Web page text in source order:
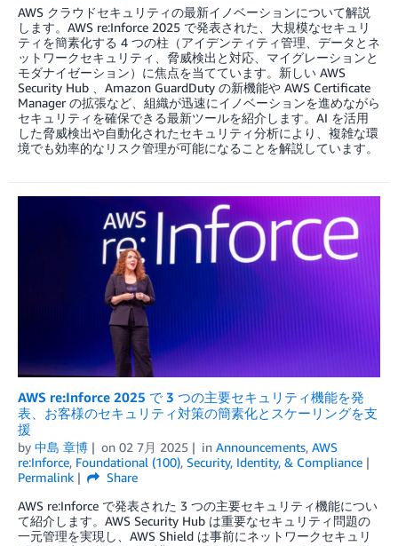
AWS クラウドセキュリティの最新イノベーションについて解説
します。AWS re:Inforce 2025 で発表された、大規模なセキュリ
ティを簡素化する 4 つの柱（アイデンティティ管理、データとネ
ットワークセキュリティ、脅威検出と対応、マイグレーションと
モダナイゼーション）に焦点を当てています。新しい AWS
Security Hub 、Amazon GuardDuty の新機能や AWS Certificate
Manager の拡張など、組織が迅速にイノベーションを進めながら
セキュリティを確保できる最新ツールを紹介します。AI を活用
した脅威検出や自動化されたセキュリティ分析により、複雑な環
境でも効率的なリスク管理が可能になることを解説しています。
AWS re:Inforce 2025 で 3 つの主要セキュリティ機能を発
表、お客様のセキュリティ対策の簡素化とスケーリングを支
援
by 中島 章博 on 02 7月 2025 in Announcements, AWS
re:Inforce, Foundational (100), Security, Identity, & Compliance
Permalink
Share
AWS re:Inforce で発表された 3 つの主要セキュリティ機能につい
て紹介します。AWS Security Hub は重要なセキュリティ問題の
一元管理を実現し、AWS Shield は事前にネットワークセキュリ